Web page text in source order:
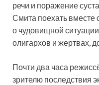
речи и поражение
Смита поехать вместе
о чудовищной
олигархов и жертвах,
Почти два часа
зрителю последствия